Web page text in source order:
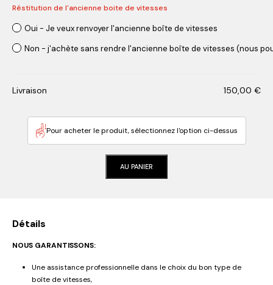
Réstitution de l'ancienne boite de vitesses
Oui - Je veux renvoyer l'ancienne boîte de vitesses
Non - j'achète sans rendre l'ancienne boîte de vitesses (nous
Livraison 150,00 €
Pour acheter le produit, sélectionnez l'option ci-dessus
AU PANIER
Détails
NOUS GARANTISSONS:
Une assistance professionnelle dans le choix du bon type de
boîte de vitesses,